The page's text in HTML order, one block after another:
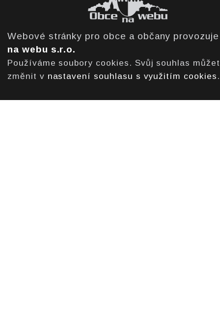
Webové stránky pro obce a občany
na webu s.r.o.
Používáme soubory cookies. Svůj souhlas
změnit v nastavení souhlasu s využitím cookies .